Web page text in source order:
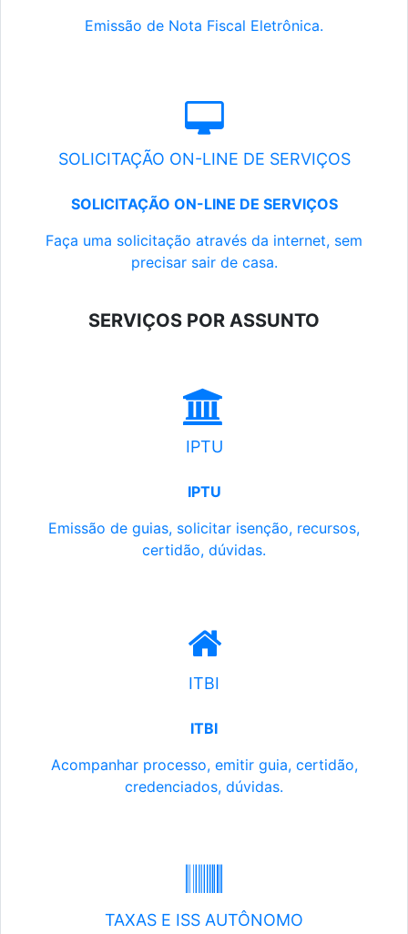
Emissão de Nota Fiscal Eletrônica.
SOLICITAÇÃO ON-LINE DE SERVIÇOS
SOLICITAÇÃO ON-LINE DE SERVIÇOS
Faça uma solicitação através da internet, sem
precisar sair de casa.
SERVIÇOS POR ASSUNTO
IPTU
IPTU
Emissão de guias, solicitar isenção, recursos,
certidão, dúvidas.
ITBI
ITBI
Acompanhar processo, emitir guia, certidão,
credenciados, dúvidas.
TAXAS E ISS AUTÔNOMO